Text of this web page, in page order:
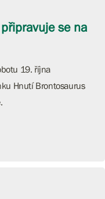
se na
19. října
Hnutí Brontosaurus